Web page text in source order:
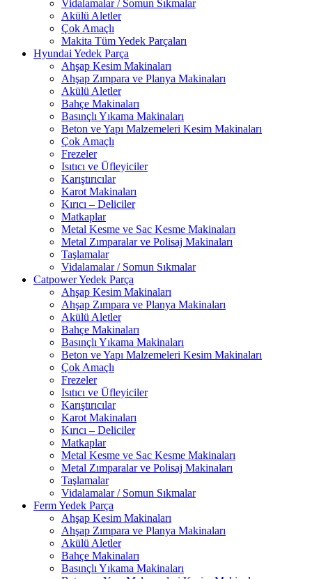
Vidalamalar / Somun Sıkmalar
Akülü Aletler
Çok Amaçlı
Makita Tüm Yedek Parçaları
Hyundai Yedek Parça
Ahşap Kesim Makinaları
Ahşap Zımpara ve Planya Makinaları
Akülü Aletler
Bahçe Makinaları
Basınçlı Yıkama Makinaları
Beton ve Yapı Malzemeleri Kesim Makinaları
Çok Amaçlı
Frezeler
Isıtıcı ve Üfleyiciler
Karıştırıcılar
Karot Makinaları
Kırıcı – Deliciler
Matkaplar
Metal Kesme ve Sac Kesme Makinaları
Metal Zımparalar ve Polisaj Makinaları
Taşlamalar
Vidalamalar / Somun Sıkmalar
Catpower Yedek Parça
Ahşap Kesim Makinaları
Ahşap Zımpara ve Planya Makinaları
Akülü Aletler
Bahçe Makinaları
Basınçlı Yıkama Makinaları
Beton ve Yapı Malzemeleri Kesim Makinaları
Çok Amaçlı
Frezeler
Isıtıcı ve Üfleyiciler
Karıştırıcılar
Karot Makinaları
Kırıcı – Deliciler
Matkaplar
Metal Kesme ve Sac Kesme Makinaları
Metal Zımparalar ve Polisaj Makinaları
Taşlamalar
Vidalamalar / Somun Sıkmalar
Ferm Yedek Parça
Ahşap Kesim Makinaları
Ahşap Zımpara ve Planya Makinaları
Akülü Aletler
Bahçe Makinaları
Basınçlı Yıkama Makinaları